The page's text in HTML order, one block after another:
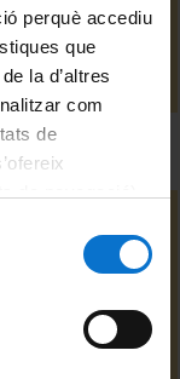
perquè accediu
que
la d’altres
com
de
de la
la Titulació